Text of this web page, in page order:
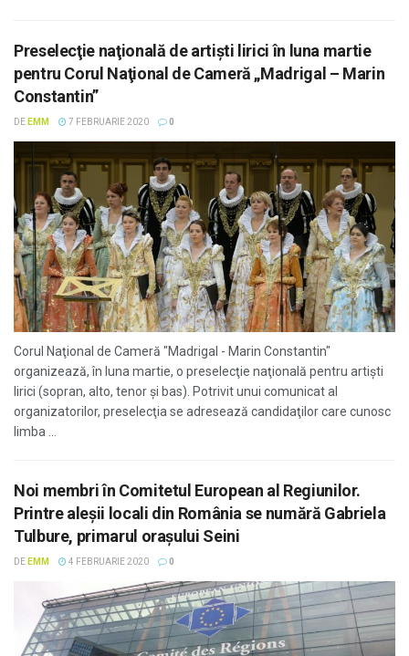
Preselecţie naţională de artişti lirici în luna martie
pentru Corul Naţional de Cameră „Madrigal – Marin
Constantin”
DE EMM 7 FEBRUARIE 2020 0
Corul Naţional de Cameră "Madrigal - Marin Constantin"
organizează, în luna martie, o preselecţie naţională pentru artişti
lirici (sopran, alto, tenor şi bas). Potrivit unui comunicat al
organizatorilor, preselecţia se adresează candidaţilor care cunosc
limba ...
Noi membri în Comitetul European al Regiunilor.
Printre aleșii locali din România se numără Gabriela
Tulbure, primarul orașului Seini
DE EMM 4 FEBRUARIE 2020 0